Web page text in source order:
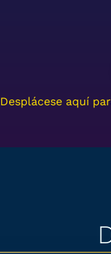
Desplácese aquí